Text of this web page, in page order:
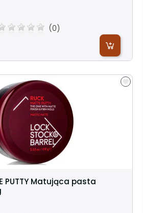
(0)
PUTTY Matująca pasta